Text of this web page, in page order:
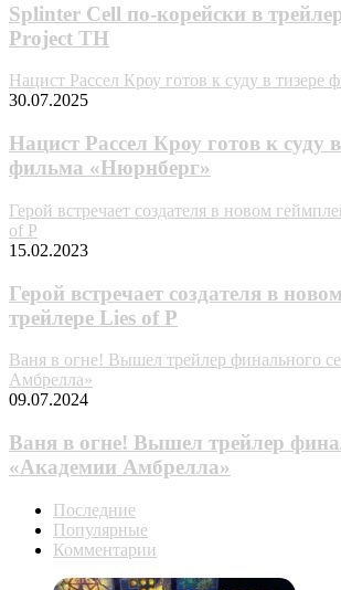
Splinter Cell по-корейски в
Project TH
Нацист Рассел Кроу готов к суду в тизере
30.07.2025
Нацист Рассел Кроу готов к суду
фильма «Нюрнберг»
Герой встречает создателя в новом
of P
15.02.2023
Герой встречает создателя в
трейлере Lies of P
Ваня в огне! Вышел трейлер финального
Амбрелла»
09.07.2024
Ваня в огне! Вышел трейлер
«Академии Амбрелла»
Последние
Популярные
Комментарии